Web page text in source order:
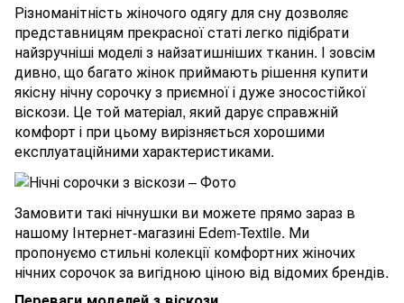
Різноманітність жіночого одягу для сну дозволяє
представницям прекрасної статі легко підібрати
найзручніші моделі з найзатишніших тканин. І зовсім
дивно, що багато жінок приймають рішення купити
якісну нічну сорочку з приємної і дуже зносостійкої
віскози. Це той матеріал, який дарує справжній
комфорт і при цьому вирізняється хорошими
експлуатаційними характеристиками.
Замовити такі нічнушки ви можете прямо зараз в
нашому Інтернет-магазині Edem-Textile. Ми
пропонуємо стильні колекції комфортних жіночих
нічних сорочок за вигідною ціною від відомих брендів.